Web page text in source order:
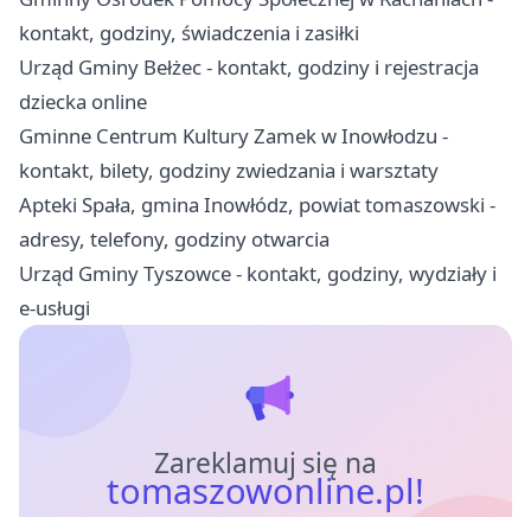
kontakt, godziny, świadczenia i zasiłki
Urząd Gminy Bełżec - kontakt, godziny i rejestracja
dziecka online
Gminne Centrum Kultury Zamek w Inowłodzu -
kontakt, bilety, godziny zwiedzania i warsztaty
Apteki Spała, gmina Inowłódz, powiat tomaszowski -
adresy, telefony, godziny otwarcia
Urząd Gminy Tyszowce - kontakt, godziny, wydziały i
e-usługi
Zareklamuj się na
tomaszowonline.pl!